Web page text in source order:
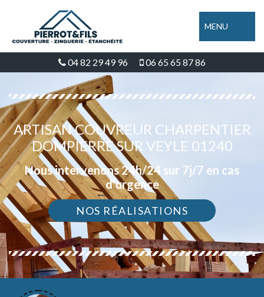
MENU
04 82 29 49 96 06 65 65 87 86
ARTISAN COUVREUR CHARPENTIER
DOMPIERRE SUR VEYLE 01240
Nous intervenons 24h/24 sur 7j/7 en cas
d'urgence
NOS RÉALISATIONS